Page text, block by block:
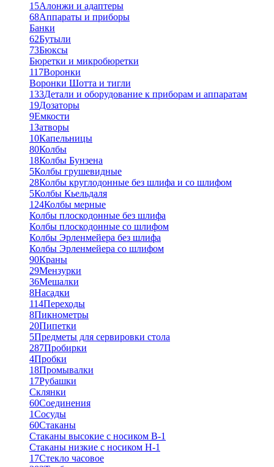
15Алонжи и адаптеры
68Аппараты и приборы
Банки
62Бутыли
73Бюксы
Бюретки и микробюретки
117Воронки
Воронки Шотта и тигли
133Детали и оборудование к приборам и аппаратам
19Дозаторы
9Емкости
1Затворы
10Капельницы
80Колбы
18Колбы Бунзена
5Колбы грушевидные
28Колбы круглодонные без шлифа и со шлифом
5Колбы Кьельдаля
124Колбы мерные
Колбы плоскодонные без шлифа
Колбы плоскодонные со шлифом
Колбы Эрленмейера без шлифа
Колбы Эрленмейера со шлифом
90Краны
29Мензурки
36Мешалки
8Насадки
114Переходы
8Пикнометры
20Пипетки
5Предметы для сервировки стола
287Пробирки
4Пробки
18Промывалки
17Рубашки
Склянки
60Соединения
1Сосуды
60Стаканы
Стаканы высокие с носиком В-1
Стаканы низкие с носиком Н-1
17Стекло часовое